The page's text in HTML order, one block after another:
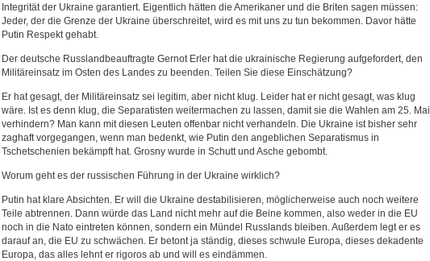
Integrität der Ukraine garantiert. Eigentlich hätten die Amerikaner und die Briten sagen müssen:
Jeder, der die Grenze der Ukraine überschreitet, wird es mit uns zu tun bekommen. Davor hätte
Putin Respekt gehabt.
Der deutsche Russlandbeauftragte Gernot Erler hat die ukrainische Regierung aufgefordert, den
Militäreinsatz im Osten des Landes zu beenden. Teilen Sie diese Einschätzung?
Er hat gesagt, der Militäreinsatz sei legitim, aber nicht klug. Leider hat er nicht gesagt, was klug
wäre. Ist es denn klug, die Separatisten weitermachen zu lassen, damit sie die Wahlen am 25. Mai
verhindern? Man kann mit diesen Leuten offenbar nicht verhandeln. Die Ukraine ist bisher sehr
zaghaft vorgegangen, wenn man bedenkt, wie Putin den angeblichen Separatismus in
Tschetschenien bekämpft hat. Grosny wurde in Schutt und Asche gebombt.
Worum geht es der russischen Führung in der Ukraine wirklich?
Putin hat klare Absichten. Er will die Ukraine destabilisieren, möglicherweise auch noch weitere
Teile abtrennen. Dann würde das Land nicht mehr auf die Beine kommen, also weder in die EU
noch in die Nato eintreten können, sondern ein Mündel Russlands bleiben. Außerdem legt er es
darauf an, die EU zu schwächen. Er betont ja ständig, dieses schwule Europa, dieses dekadente
Europa, das alles lehnt er rigoros ab und will es eindämmen.